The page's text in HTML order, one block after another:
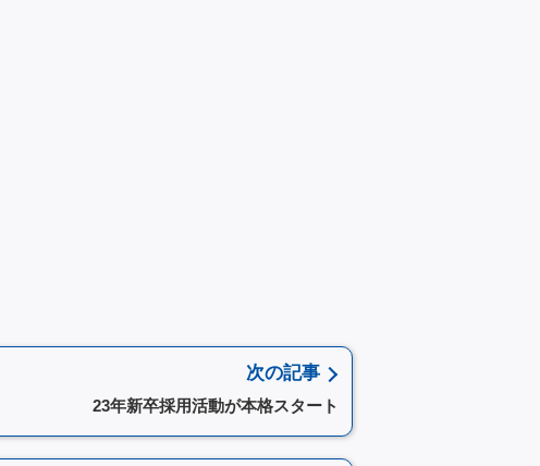
次の記事
23年新卒採用活動が本格スタート